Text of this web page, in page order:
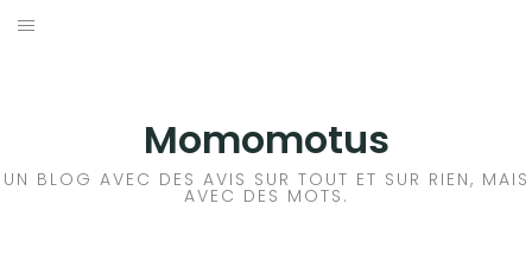
Aller
Momomotus
UN BLOG AVEC DES AVIS SUR TOUT ET SUR RIEN, MAIS
AVEC DES MOTS.
FILM